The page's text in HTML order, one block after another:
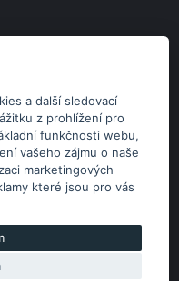
a další sledovací
z prohlížení pro
funkčnosti webu,
vašeho zájmu o naše
marketingových
které jsou pro vás
práva vyhrazena.